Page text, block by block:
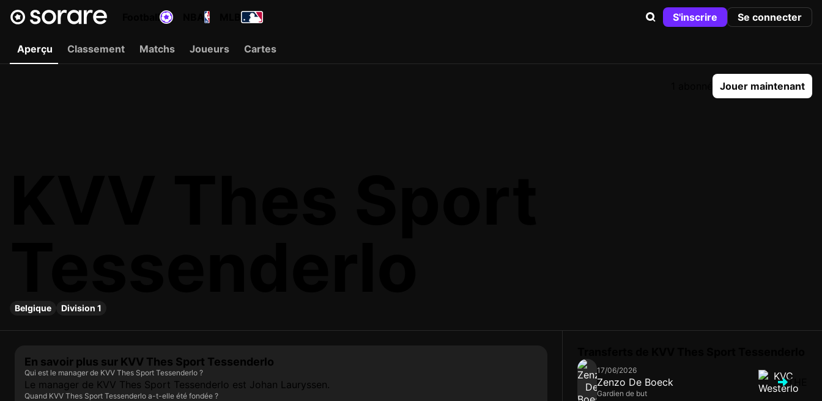
S'inscrire Se connecter
Aperçu Classement Matchs Joueurs Cartes
Jouer maintenant
Belgique Division 1
En savoir plus sur KVV Thes Sport Tessenderlo
Qui est le manager de KVV Thes Sport Tessenderlo ?
Le manager de KVV Thes Sport Tessenderlo est Johan Lauryssen.
Quand KVV Thes Sport Tessenderlo a-t-elle été fondée ?
17/06/2026
Zenzo De Boeck
Gardien de but
THE